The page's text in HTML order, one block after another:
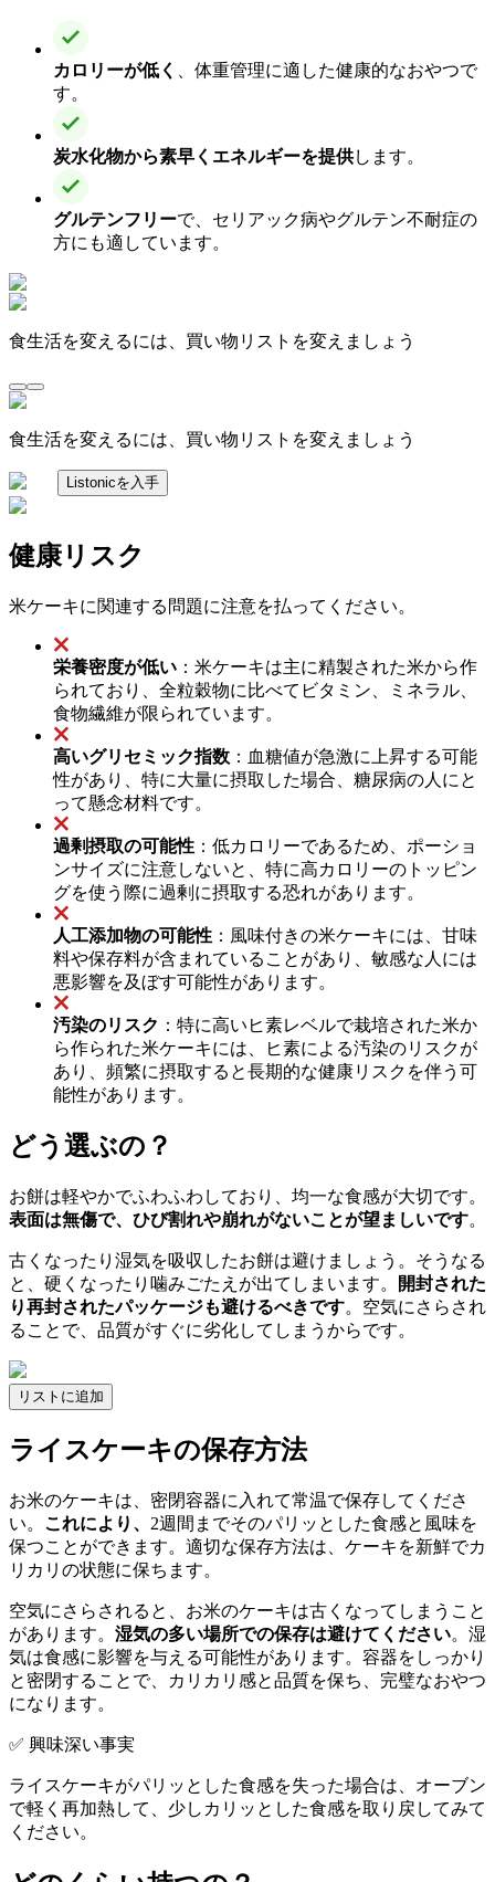
カロリーが低く
、体重管理に適した健康的なおやつで
す。
炭水化物から素早くエネルギーを提供します。
グルテンフリーで、セリアック病やグルテン不耐症の
方にも適しています。
食生活を変えるには、買い物リストを変えましょう
食生活を変えるには、買い物リストを変えましょう
Listonicを入手
健康リスク
米ケーキに関連する問題に注意を払ってください。
栄養密度が低い ：米ケーキは主に精製された米から作
られており、全粒穀物に比べてビタミン、ミネラル、
食物繊維が限られています。
高いグリセミック指数 ：血糖値が急激に上昇する可能
性があり、特に大量に摂取した場合、糖尿病の人にと
って懸念材料です。
過剰摂取の可能性 ：低カロリーであるため、ポーショ
ンサイズに注意しないと、特に高カロリーのトッピン
グを使う際に過剰に摂取する恐れがあります。
人工添加物の可能性 ：風味付きの米ケーキには、甘味
料や保存料が含まれていることがあり、敏感な人には
悪影響を及ぼす可能性があります。
汚染のリスク ：特に高いヒ素レベルで栽培された米か
ら作られた米ケーキには、ヒ素による汚染のリスクが
あり、頻繁に摂取すると長期的な健康リスクを伴う可
能性があります。
どう選ぶの？
お餅は軽やかでふわふわしており、均一な食感が大切です。
表面は無傷で、ひび割れや崩れがないことが望ましいです。
古くなったり湿気を吸収したお餅は避けましょう。そうなる
と、硬くなったり噛みごたえが出てしまいます。
開封された
り再封されたパッケージも避けるべきです。空気にさらされ
ることで、品質がすぐに劣化してしまうからです。
リストに追加
ライスケーキの保存方法
お米のケーキは、密閉容器に入れて常温で保存してくださ
い。 これにより、 2週間までそのパリッとした食感と風味を
保つことができます。適切な保存方法は、ケーキを新鮮でカ
リカリの状態に保ちます。
空気にさらされると、お米のケーキは古くなってしまうこと
があります。 湿気の多い場所での保存は避けてください。湿
気は食感に影響を与える可能性があります。容器をしっかり
と密閉することで、カリカリ感と品質を保ち、完璧なおやつ
になります。
✅ 興味深い事実
ライスケーキがパリッとした食感を失った場合は、オーブン
で軽く再加熱して、少しカリッとした食感を取り戻してみて
ください。